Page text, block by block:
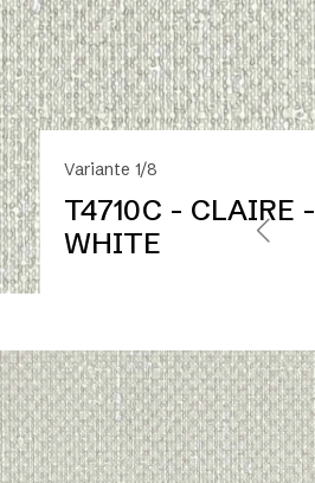
Variante 1/8
T4710C - CLAIRE -
WHITE